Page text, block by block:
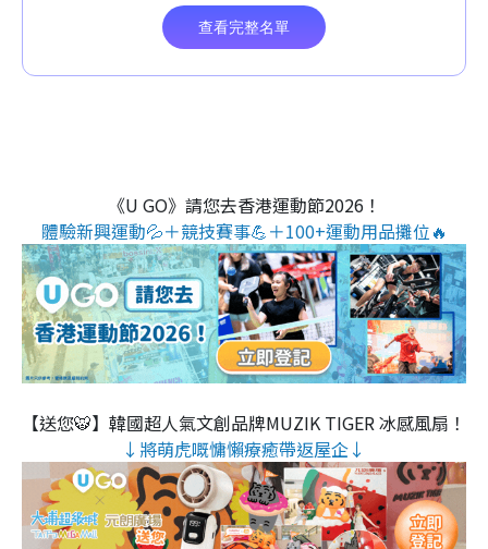
《U GO》請您去香港運動節2026！
體驗新興運動💦＋競技賽事💪＋100+運動用品攤位🔥
【送您🐯】韓國超人氣文創品牌MUZIK TIGER 冰感風扇！
↓將萌虎嘅慵懶療癒帶返屋企↓